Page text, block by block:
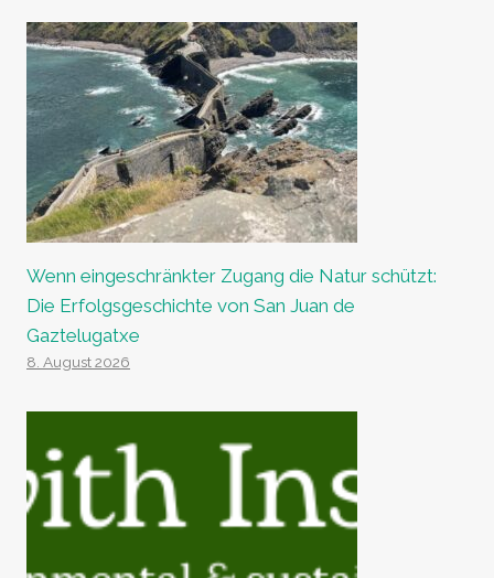
Wenn eingeschränkter Zugang die Natur schützt:
Die Erfolgsgeschichte von San Juan de
Gaztelugatxe
8. August 2026